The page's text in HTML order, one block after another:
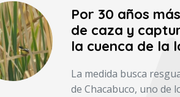
Por 30 años
de caza y
la cuenca de la
La medida busca
de Chacabuco, uno de